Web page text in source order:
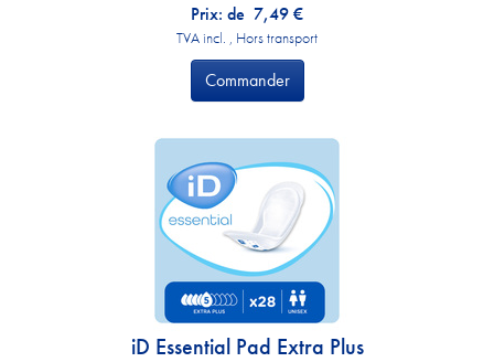
Prix: de 7,49€
TVA incl. , Hors transport
Commander
iD Essential Pad Extra Plus